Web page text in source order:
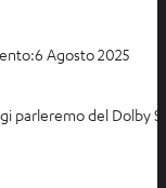
6 Agosto 2025
parleremo del Dolby